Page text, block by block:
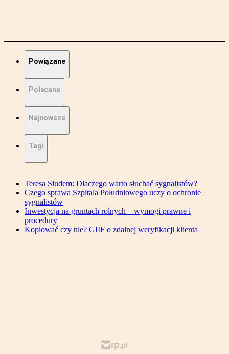
Powiązane
Polecane
Najnowsze
Tagi
Teresa Siudem: Dlaczego warto słuchać sygnalistów?
Czego sprawa Szpitala Południowego uczy o ochronie
sygnalistów
Inwestycja na gruntach rolnych – wymogi prawne i
procedury
Kopiować czy nie? GIIF o zdalnej weryfikacji klienta